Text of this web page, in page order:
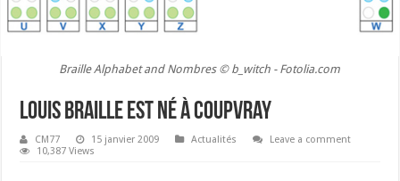
Braille Alphabet and Nombres © b_witch - Fotolia.com
Louis Braille est né à Coupvray
CM77 15 janvier 2009 Actualités
Leave a comment
10,387 Views